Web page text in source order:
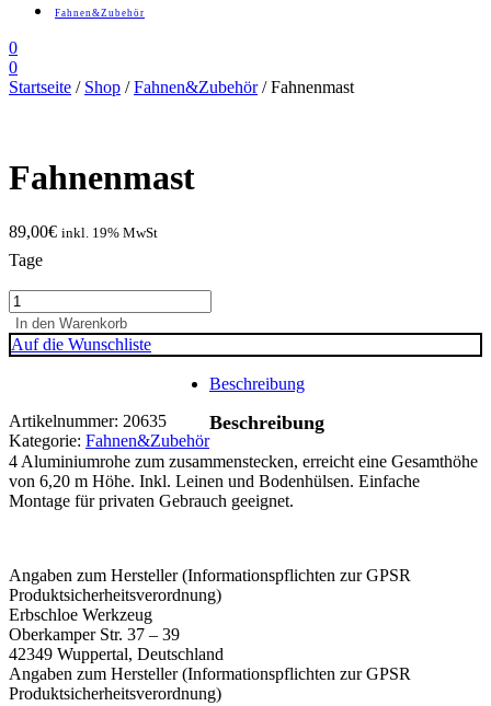
Fahnen&Zubehör
0
0
Startseite / Shop /Fahnen&Zubehör/ Fahnenmast
Fahnenmast
89,00€ inkl. 19% MwSt
Tage
Fahnenmast
Menge
In den Warenkorb
Auf die Wunschliste
Artikelnummer: 20635
Kategorie: Fahnen&Zubehör
Beschreibung
Beschreibung
4 Aluminiumrohe zum zusammenstecken, erreicht eine Gesamthöhe
von 6,20 m Höhe. Inkl. Leinen und Bodenhülsen. Einfache
Montage für privaten Gebrauch geeignet.
Angaben zum Hersteller (Informationspflichten zur GPSR
Produktsicherheitsverordnung)
Erbschloe Werkzeug
Oberkamper Str. 37 – 39
42349 Wuppertal, Deutschland
Angaben zum Hersteller (Informationspflichten zur GPSR
Produktsicherheitsverordnung)